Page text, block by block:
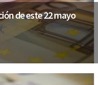
de este 22 mayo